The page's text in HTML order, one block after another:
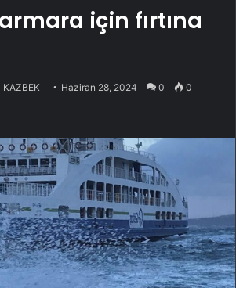
için fırtına
KAZBEK Haziran 28, 2024 0 0